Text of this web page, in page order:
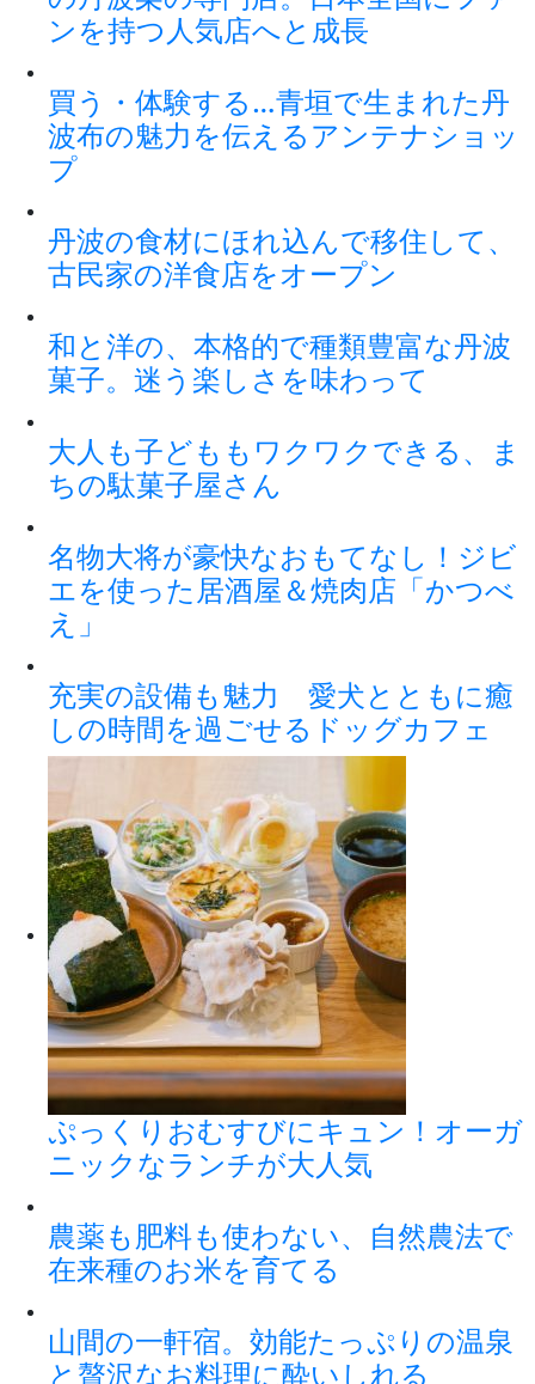
ンを持つ人気店へと成長
買う・体験する…青垣で生まれた丹
波布の魅力を伝えるアンテナショッ
プ
丹波の食材にほれ込んで移住して、
古民家の洋食店をオープン
和と洋の、本格的で種類豊富な丹波
菓子。迷う楽しさを味わって
大人も子どももワクワクできる、ま
ちの駄菓子屋さん
名物大将が豪快なおもてなし！ジビ
エを使った居酒屋＆焼肉店「かつべ
え」
充実の設備も魅力 愛犬とともに癒
しの時間を過ごせるドッグカフェ
ぷっくりおむすびにキュン！オーガ
ニックなランチが大人気
農薬も肥料も使わない、自然農法で
在来種のお米を育てる
山間の一軒宿。効能たっぷりの温泉
と贅沢なお料理に酔いしれる